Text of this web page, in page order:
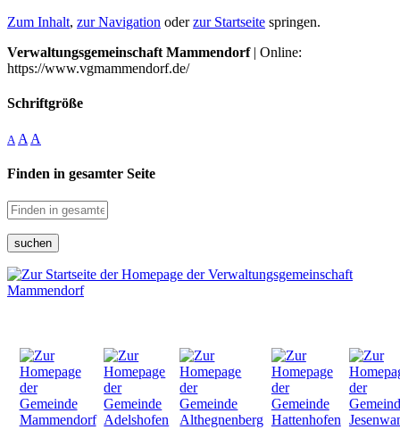
Zum Inhalt, zur Navigation oderzur Startseite springen.
Verwaltungsgemeinschaft Mammendorf| Online:
https://www.vgmammendorf.de/
Schriftgröße
A A A
Finden in gesamter Seite
suchen